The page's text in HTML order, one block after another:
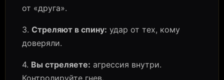
от «друга».
3. Стреляют в спину: удар от тех, кому
доверяли.
4. Вы стреляете: агрессия внутри.
Контролируйте гнев.